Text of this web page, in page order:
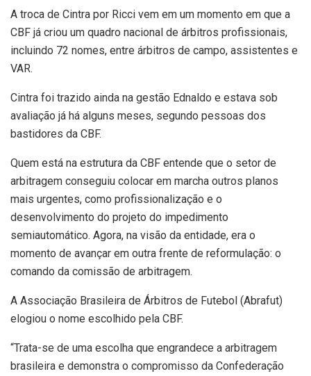
A troca de Cintra por Ricci vem em um momento em que a
CBF já criou um quadro nacional de árbitros profissionais,
incluindo 72 nomes, entre árbitros de campo, assistentes e
VAR.
Cintra foi trazido ainda na gestão Ednaldo e estava sob
avaliação já há alguns meses, segundo pessoas dos
bastidores da CBF.
Quem está na estrutura da CBF entende que o setor de
arbitragem conseguiu colocar em marcha outros planos
mais urgentes, como profissionalização e o
desenvolvimento do projeto do impedimento
semiautomático. Agora, na visão da entidade, era o
momento de avançar em outra frente de reformulação: o
comando da comissão de arbitragem.
A Associação Brasileira de Árbitros de Futebol (Abrafut)
elogiou o nome escolhido pela CBF.
“Trata-se de uma escolha que engrandece a arbitragem
brasileira e demonstra o compromisso da Confederação